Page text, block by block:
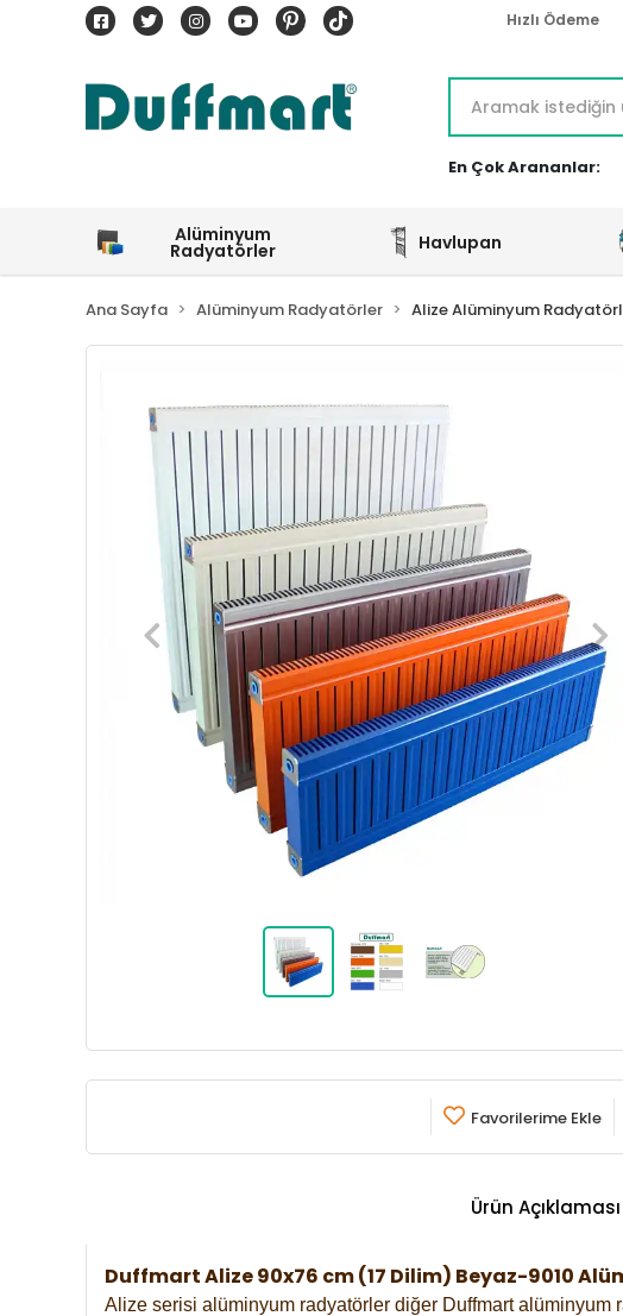
Hızlı Ödeme
En Çok Arananlar:
Alüminyum
Radyatörler Havlupan
Ana Sayfa Alüminyum Radyatörler Alize Alüminyum
Favorilerime Ekle
Ürün Açıklaması
Duffmart Alize 90x76 cm (17 Dilim) Beyaz-9010
Alize serisi alüminyum radyatörler diğer Duffmart